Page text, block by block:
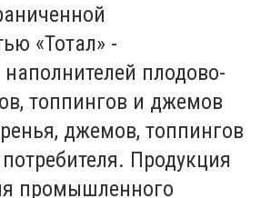
«Тотал» -
наполнителей плодово-
топпингов и джемов
джемов, топпингов
Продукция
промышленного